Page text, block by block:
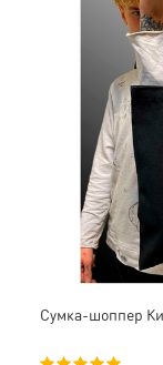
Сумка-шоппер